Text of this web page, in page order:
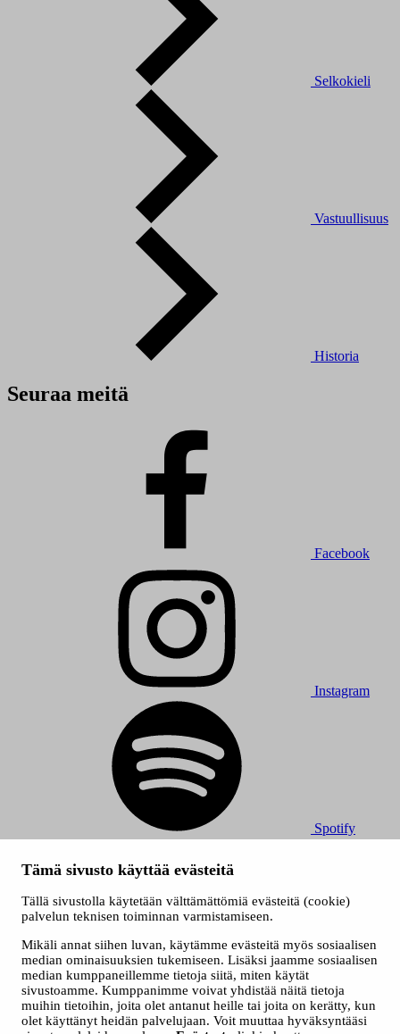
Tämä sivusto käyttää evästeitä
Tällä sivustolla käytetään välttämättömiä evästeitä (cookie)
palvelun teknisen toiminnan varmistamiseen.
Mikäli annat siihen luvan, käytämme evästeitä myös sosiaalisen
median ominaisuuksien tukemiseen. Lisäksi jaamme sosiaalisen
median kumppaneillemme tietoja siitä, miten käytät
sivustoamme. Kumppanimme voivat yhdistää näitä tietoja
muihin tietoihin, joita olet antanut heille tai joita on kerätty, kun
olet käyttänyt heidän palvelujaan. Voit muuttaa hyväksyntääsi
Selkokieli
Vastuullisuus
Historia
Seuraa meitä
Facebook
Instagram
Spotify
Kaikki oikeudet muutoksiin pidätetään.
Saavutettavuusseloste
Tietosuojaselosteet